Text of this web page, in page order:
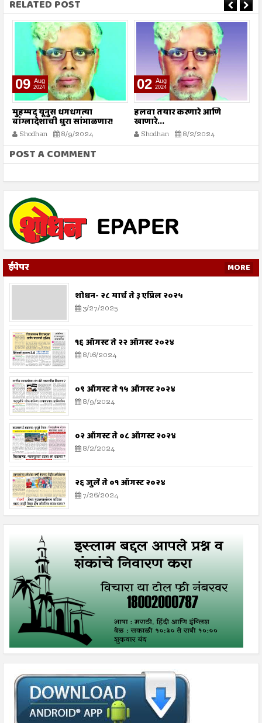
RELATED POST
09 Aug
2024
मुहम्मद यूनुस धगधगत्या
बांग्लादेशाची धुरा सांभाळणार!
Shodhan 8/9/2024
02 Aug
2024
हलवा तयार करणारे आणि
खाणारे...
Shodhan 8/2/2024
POST A COMMENT
ईपेपर MORE
शोधन- २८ मार्च ते ३ एप्रिल २०२५
3/27/2025
१६ ऑगस्ट ते २२ ऑगस्ट २०२४
8/16/2024
०९ ऑगस्ट ते १५ ऑगस्ट २०२४
8/9/2024
०२ ऑगस्ट ते ०८ ऑगस्ट २०२४
8/2/2024
२६ जुलै ते ०१ ऑगस्ट २०२४
7/26/2024